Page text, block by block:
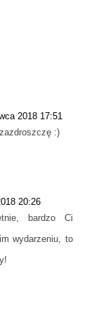
2018 17:51
:)
20:26
bardzo Ci
wydarzeniu, to